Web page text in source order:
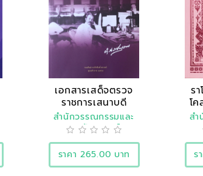
เอกสารเสด็จตรวจ
ราชการเสนาบดี
กระทรวง..
สำนักวรรณกรรมและ
ประวัติศาสตร์
ราคา 265.00 บาท
ร
โ
สำ
ร